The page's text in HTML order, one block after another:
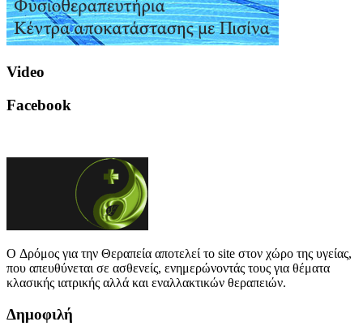
Video
Facebook
O Δρόμος για την Θεραπεία αποτελεί το site στον χώρο της υγείας,
που απευθύνεται σε ασθενείς, ενημερώνοντάς τους για θέματα
κλασικής ιατρικής αλλά και εναλλακτικών θεραπειών.
Δημοφιλή